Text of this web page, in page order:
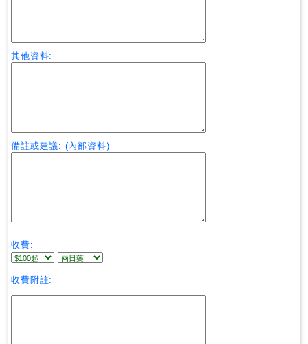
其他資料:
備註或建議: (內部資料)
收費:
收費附註: